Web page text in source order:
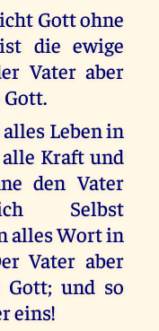
Gott ohne
die ewige
Vater aber
Leben in
Kraft und
den Vater
Selbst
alles Wort in
Vater aber
und so
eins!